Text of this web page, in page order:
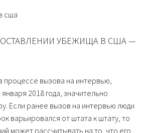
УБЕЖИЩА В США —
процессе вызова на интервью,
2018 года, значительно
Если ранее вызов на интервью люди
варьировался от штата к штату, то
может рассчитывать на то, что его